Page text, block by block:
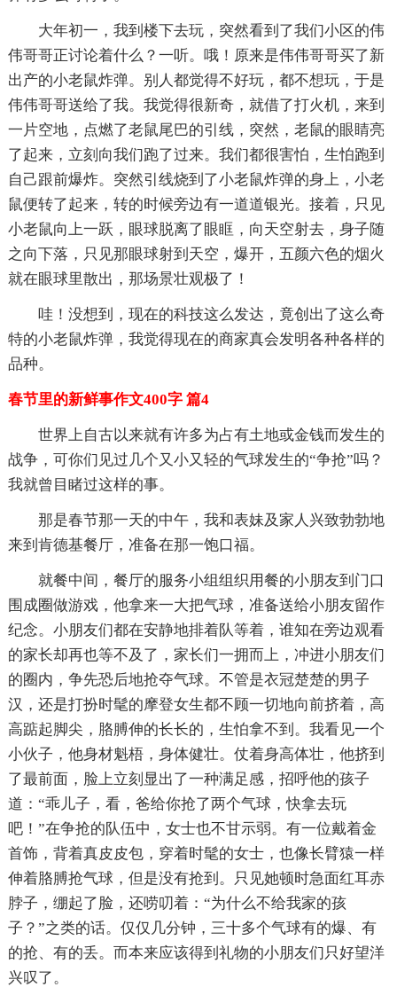
大年初一，我到楼下去玩，突然看到了我们小区的伟
伟哥哥正讨论着什么？一听。哦！原来是伟伟哥哥买了新
出产的小老鼠炸弹。别人都觉得不好玩，都不想玩，于是
伟伟哥哥送给了我。我觉得很新奇，就借了打火机，来到
一片空地，点燃了老鼠尾巴的引线，突然，老鼠的眼睛亮
了起来，立刻向我们跑了过来。我们都很害怕，生怕跑到
自己跟前爆炸。突然引线烧到了小老鼠炸弹的身上，小老
鼠便转了起来，转的时候旁边有一道道银光。接着，只见
小老鼠向上一跃，眼球脱离了眼眶，向天空射去，身子随
之向下落，只见那眼球射到天空，爆开，五颜六色的烟火
就在眼球里散出，那场景壮观极了！
哇！没想到，现在的科技这么发达，竟创出了这么奇
特的小老鼠炸弹，我觉得现在的商家真会发明各种各样的
品种。
春节里的新鲜事作文400字 篇4
世界上自古以来就有许多为占有土地或金钱而发生的
战争，可你们见过几个又小又轻的气球发生的“争抢”吗？
我就曾目睹过这样的事。
那是春节那一天的中午，我和表妹及家人兴致勃勃地
来到肯德基餐厅，准备在那一饱口福。
就餐中间，餐厅的服务小组组织用餐的小朋友到门口
围成圈做游戏，他拿来一大把气球，准备送给小朋友留作
纪念。小朋友们都在安静地排着队等着，谁知在旁边观看
的家长却再也等不及了，家长们一拥而上，冲进小朋友们
的圈内，争先恐后地抢夺气球。不管是衣冠楚楚的男子
汉，还是打扮时髦的摩登女生都不顾一切地向前挤着，高
高踮起脚尖，胳膊伸的长长的，生怕拿不到。我看见一个
小伙子，他身材魁梧，身体健壮。仗着身高体壮，他挤到
了最前面，脸上立刻显出了一种满足感，招呼他的孩子
道：“乖儿子，看，爸给你抢了两个气球，快拿去玩
吧！”在争抢的队伍中，女士也不甘示弱。有一位戴着金
首饰，背着真皮皮包，穿着时髦的女士，也像长臂猿一样
伸着胳膊抢气球，但是没有抢到。只见她顿时急面红耳赤
脖子，绷起了脸，还唠叨着：“为什么不给我家的孩
子？”之类的话。仅仅几分钟，三十多个气球有的爆、有
的抢、有的丢。而本来应该得到礼物的小朋友们只好望洋
兴叹了。